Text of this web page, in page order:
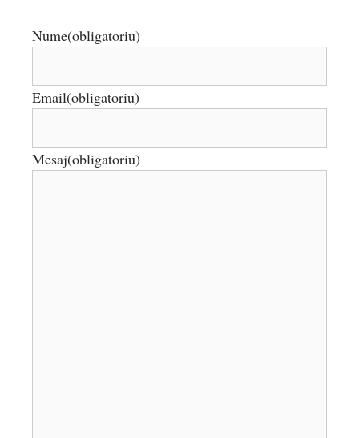
Nume(obligatoriu)
Email(obligatoriu)
Mesaj(obligatoriu)